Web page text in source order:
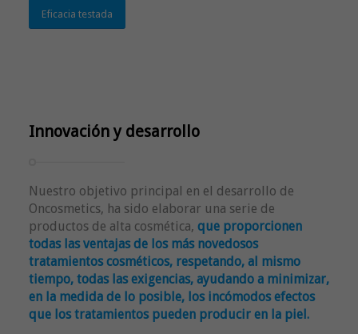
Eficacia testada
Innovación y desarrollo
Nuestro objetivo principal en el desarrollo de
Oncosmetics, ha sido elaborar una serie de
productos de alta cosmética, que proporcionen
todas las ventajas de los más novedosos
tratamientos cosméticos, respetando, al mismo
tiempo, todas las exigencias, ayudando a minimizar,
en la medida de lo posible, los incómodos efectos
que los tratamientos pueden producir en la piel.